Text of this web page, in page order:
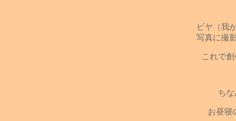
ビヤ（我
写真に撮
これで
ち
お昼寝